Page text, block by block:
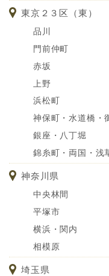
東京２３区（東）
品川
門前仲町
赤坂
上野
浜松町
神保町・水道橋・
銀座・八丁堀
錦糸町・両国・浅
神奈川県
中央林間
平塚市
横浜・関内
相模原
埼玉県